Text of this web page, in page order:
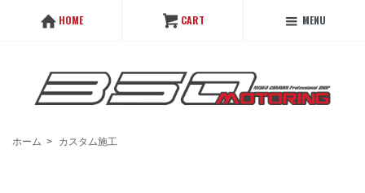
HOME CART MENU
ホーム > カスタム施工